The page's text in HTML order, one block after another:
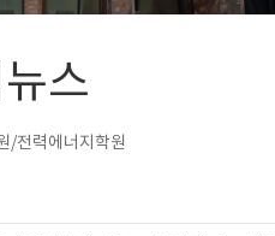
스
/전력에너지학원